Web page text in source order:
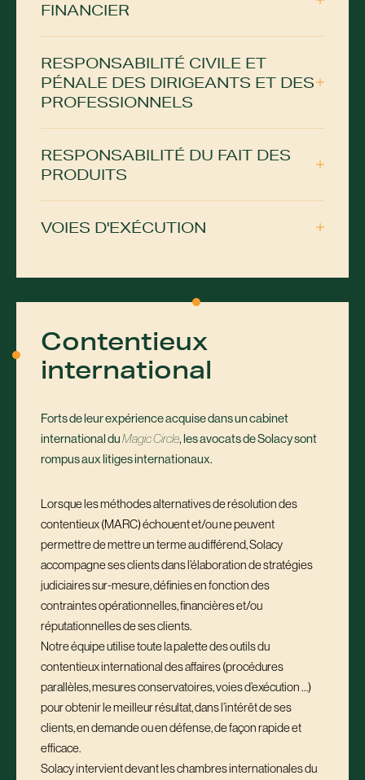
FINANCIER
RESPONSABILITÉ CIVILE ET
PÉNALE DES DIRIGEANTS ET DES
PROFESSIONNELS
RESPONSABILITÉ DU FAIT DES
PRODUITS
VOIES D'EXÉCUTION
Contentieux
international
Forts de leur expérience acquise dans un cabinet
international duMagic Circle, les avocats de Solacy sont
rompus aux litiges internationaux.
Lorsque les méthodes alternatives de résolution des
contentieux (MARC) échouent et/ou ne peuvent
permettre de mettre un terme au différend, Solacy
accompagne ses clients dans l’élaboration de stratégies
judiciaires sur-mesure, définies en fonction des
contraintes opérationnelles, financières et/ou
réputationnelles de ses clients.
Notre équipe utilise toute la palette des outils du
contentieux international des affaires (procédures
parallèles, mesures conservatoires, voies d’exécution …)
pour obtenir le meilleur résultat, dans l’intérêt de ses
clients, en demande ou en défense, de façon rapide et
efficace.
Solacy intervient devant les chambres internationales du